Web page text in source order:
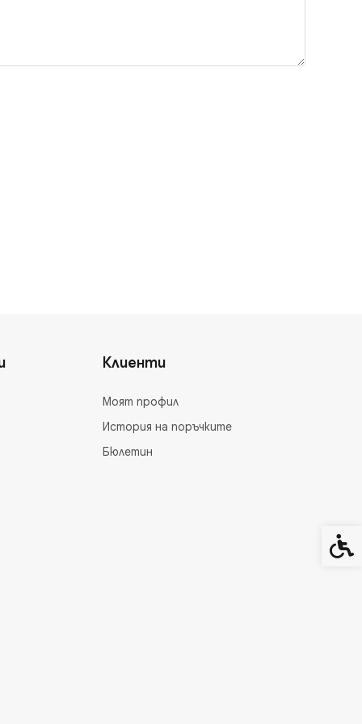
Клиенти
Моят профил
История на поръчките
Бюлетин